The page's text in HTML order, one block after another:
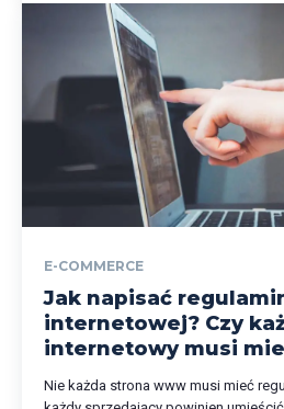
E-COMMERCE
Jak napisać
internetowej? Czy
internetowy musi
Nie każda strona www musi mieć